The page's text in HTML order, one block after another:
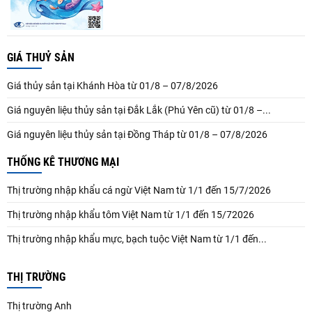
GIÁ THUỶ SẢN
Giá thủy sản tại Khánh Hòa từ 01/8 – 07/8/2026
Giá nguyên liệu thủy sản tại Đắk Lắk (Phú Yên cũ) từ 01/8 –...
Giá nguyên liệu thủy sản tại Đồng Tháp từ 01/8 – 07/8/2026
THỐNG KÊ THƯƠNG MẠI
Thị trường nhập khẩu cá ngừ Việt Nam từ 1/1 đến 15/7/2026
Thị trường nhập khẩu tôm Việt Nam từ 1/1 đến 15/72026
Thị trường nhập khẩu mực, bạch tuộc Việt Nam từ 1/1 đến...
THỊ TRƯỜNG
Thị trường Anh